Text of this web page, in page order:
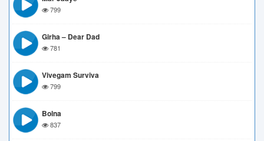
799
Girha – Dear Dad
781
Vivegam Surviva
799
Bolna
837